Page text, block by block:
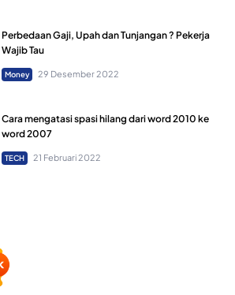
Perbedaan Gaji, Upah dan Tunjangan ? Pekerja
Wajib Tau
Money 29 Desember 2022
Cara mengatasi spasi hilang dari word 2010 ke
word 2007
TECH 21 Februari 2022